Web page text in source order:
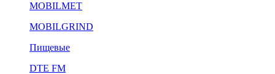
MOBILMET
MOBILGRIND
Пищевые
DTE FM